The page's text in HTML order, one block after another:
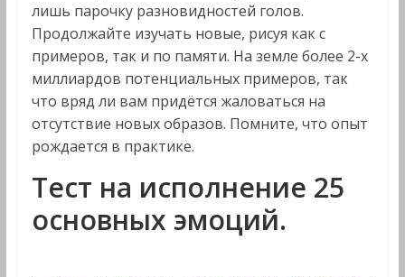
лишь парочку разновидностей голов.
Продолжайте изучать новые, рисуя как с
примеров, так и по памяти. На земле более 2-х
миллиардов потенциальных примеров, так
что вряд ли вам придётся жаловаться на
отсутствие новых образов. Помните, что опыт
рождается в практике.
Тест на исполнение 25
основных эмоций.